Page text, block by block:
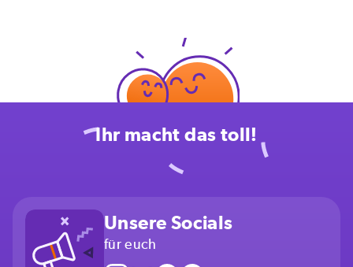
Ihr macht das toll!
Unsere Socials
für euch